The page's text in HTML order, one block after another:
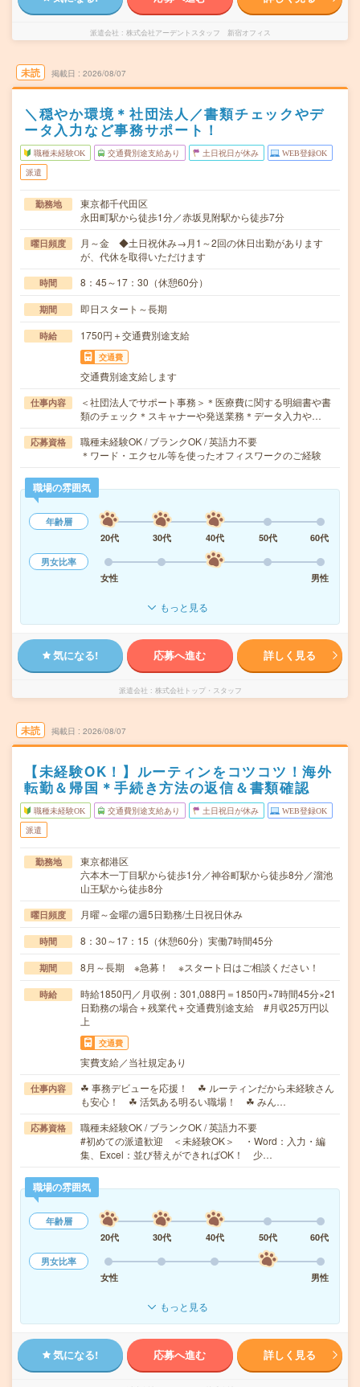
派遣会社 株式会社アーデントスタッフ 新宿オフィス
未読 掲載日 2026/08/07
＼穏やか環境＊社団法人／書類チェックやデ
ータ入力など事務サポート！
職種未経験OK 交通費別途支給あり 土日祝日が休み WEB登録OK
派遣
勤務地
東京都千代田区
永田町駅から徒歩1分／赤坂見附駅から徒歩7分
曜日頻度
月～金 ◆土日祝休み→月1～2回の休日出勤があります
が、代休を取得いただけます
時間 8：45～17：30（休憩60分）
期間 即日スタート～長期
時給 1750円＋交通費別途支給
交通費
交通費別途支給します
仕事内容
＜社団法人でサポート事務＞＊医療費に関する明細書や書
類のチェック＊スキャナーや発送業務＊データ入力や…
応募資格
職種未経験OK / ブランクOK / 英語力不要
＊ワード・エクセル等を使ったオフィスワークのご経験
職場の雰囲気
年齢層
20代
30代 40代 50代
60代
男女比率
女性
男性
もっと見る
気になる! 応募へ進む 詳しく見る
派遣会社 株式会社トップ・スタッフ
未読 掲載日 2026/08/07
【未経験OK！】ルーティンをコツコツ！海外
転勤＆帰国＊手続き方法の返信＆書類確認
職種未経験OK 交通費別途支給あり 土日祝日が休み WEB登録OK
派遣
勤務地
東京都港区
六本木一丁目駅から徒歩1分／神谷町駅から徒歩8分／溜池
山王駅から徒歩8分
曜日頻度 月曜～金曜の週5日勤務/土日祝日休み
時間 8：30～17：15（休憩60分）実働7時間45分
期間 8月～長期 ※急募！ ※スタート日はご相談ください！
時給
時給1850円／月収例：301,088円＝1850円×7時間45分×21
日勤務の場合＋残業代＋交通費別途支給 #月収25万円以
上
交通費
実費支給／当社規定あり
仕事内容
☘ 事務デビューを応援！ ☘ ルーティンだから未経験さん
も安心！ ☘ 活気ある明るい職場！ ☘ みん…
応募資格
職種未経験OK / ブランクOK / 英語力不要
#初めての派遣歓迎 ＜未経験OK＞ ・Word：入力・編
集、Excel：並び替えができればOK！ 少…
職場の雰囲気
年齢層
20代
30代 40代 50代
60代
男女比率
女性
男性
もっと見る
気になる! 応募へ進む 詳しく見る